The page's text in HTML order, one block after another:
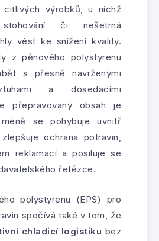
citlivých výrobků, u nichž
či nešetrná
vést ke snížení kvality.
z pěnového polystyrenu
s přesně navrženými
a dosedacími
přepravovaný obsah je
se pohybuje uvnitř
ochrana potravin,
reklamací a posiluje se
řetězce.
polystyrenu (EPS) pro
spočívá také v tom, že
chladicí logistiku bez